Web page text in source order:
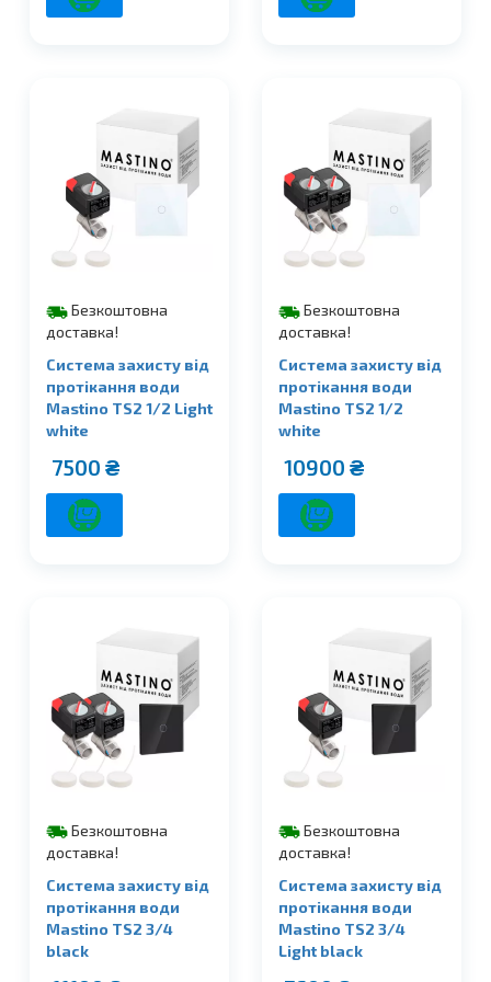
Безкоштовна
доставка!
Система захисту від
протікання води
Mastino TS2 1/2 Light
white
7500 ₴
Безкоштовна
доставка!
Система захисту від
протікання води
Mastino TS2 1/2
white
10900 ₴
Безкоштовна
доставка!
Система захисту від
протікання води
Mastino TS2 3/4
black
Безкоштовна
доставка!
Система захисту від
протікання води
Mastino TS2 3/4
Light black